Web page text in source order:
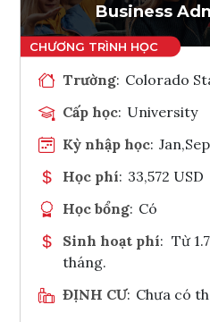
Business
Trường: Colorado
Cấp học: University
Kỳ nhập học: Jan,Sep
Học phí: 33,572 USD
Học bổng: Có
Sinh hoạt phí: Từ
tháng.
ĐỊNH CƯ: Chưa có